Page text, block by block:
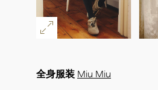
全身服装 Miu Miu